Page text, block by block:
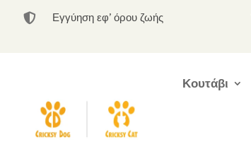
 Εγγύηση εφ’ όρου ζωής
Κουτάβι